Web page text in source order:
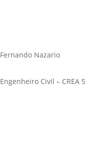
Fernando Nazario
Engenheiro Civil – CREA